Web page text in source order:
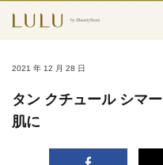
スキンケア
2021 年 12 月 28 日
タン クチュール シマ
肌に